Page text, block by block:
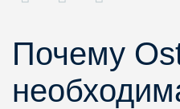
Почему